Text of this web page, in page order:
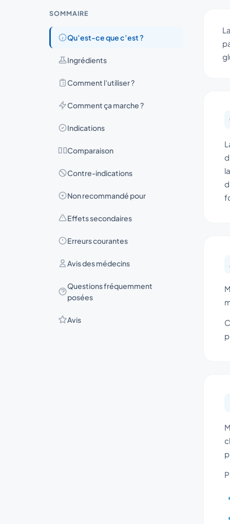
SOMMAIRE
Qu’est-ce que c’est ?
Ingrédients
Comment l’utiliser ?
Comment ça marche ?
Indications
Comparaison
Contre-indications
Non recommandé pour
Effets secondaires
Erreurs courantes
Avis des médecins
Questions fréquemment
posées
Avis